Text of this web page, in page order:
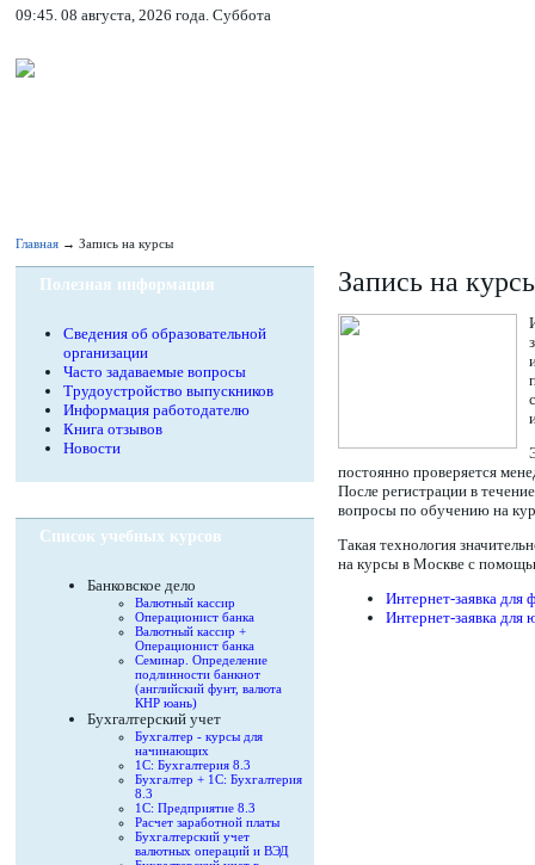
09:45. 08 августа, 2026 года. Суббота
Главная → Запись на курсы
Полезная информация
Сведения об образовательной
организации
Часто задаваемые вопросы
Трудоустройство выпускников
Информация работодателю
Книга отзывов
Новости
Список учебных курсов
Банковское дело
Валютный кассир
Операционист банка
Валютный кассир +
Операционист банка
Семинар. Определение
подлинности банкнот
(английский фунт, валюта
КНР юань)
Бухгалтерский учет
Бухгалтер - курсы для
начинающих
1С: Бухгалтерия 8.3
Бухгалтер + 1С: Бухгалтерия
8.3
1С: Предприятие 8.3
Расчет заработной платы
Бухгалтерский учет
валютных операций и ВЭД
Запись на
постоянно проверяется
После регистрации в
вопросы по обучению на
Такая технология
на курсы в Москве с
Интернет-заявка для
Интернет-заявка для